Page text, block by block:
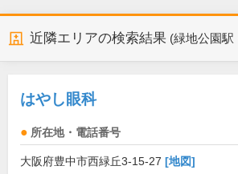
近隣エリアの検索結果 (緑地公園駅
はやし眼科
所在地・電話番号
大阪府豊中市西緑丘3-15-27 [地図]